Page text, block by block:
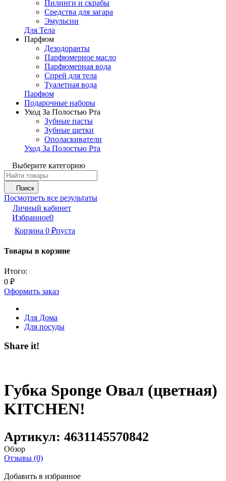
Пилинги и скрабы
Средства для загара
Эмульсии
Для Тела
Парфюм
Дезодоранты
Парфюмерное масло
Парфюмерная вода
Спрей для тела
Туалетная вода
Парфюм
Подарочные наборы
Уход За Полостью Рта
Зубные пасты
Зубные щетки
Ополаскиватели
Уход За Полостью Рта
Выберите категорию
Поиск
Посмотреть все результаты
Личный кабинет
Избранное0
Корзина 0 ₽пуста
Товары в корзине
Итого:
0 ₽
Оформить заказ
Для Дома
Для посуды
Share it!
Губка Sponge Овал (цветная)
KITCHEN!
Артикул: 4631145570842
Обзор
Отзывы (0)
Добавить в избранное